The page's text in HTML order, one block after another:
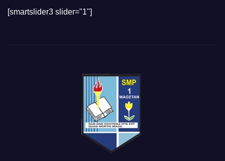
[smartslider3 slider="1"]